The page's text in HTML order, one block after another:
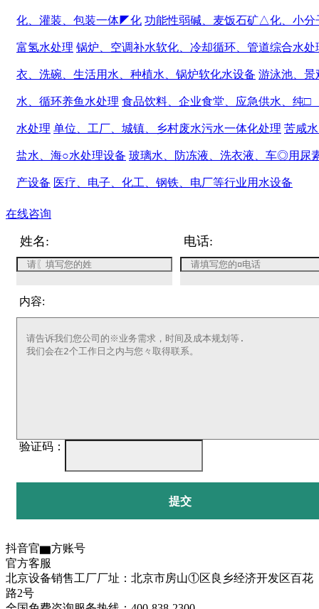
化、灌装、包装一体◤化 功能性弱碱、麦饭石矿△化、小分
富氢水处理 锅炉、空调补水软化、冷却循环、管道综合水处
衣、洗碗、生活用水、种植水、锅炉软化水设备 游泳池、景
水、循环养鱼水处理 食品饮料、企业食堂、应急供水、纯
水处理 单位、工厂、城镇、乡村废水污水一体化处理 苦咸
盐水、海○水处理设备 玻璃水、防冻液、洗衣液、车◎用尿
产设备 医疗、电子、化工、钢铁、电厂等行业用水设备
在线咨询
姓名: 电话:
内容:
验证码：
提交
抖音官▆方账号
官方客服
北京设备销售工厂厂址：北京市房山①区良乡经济开发区百花
路2号